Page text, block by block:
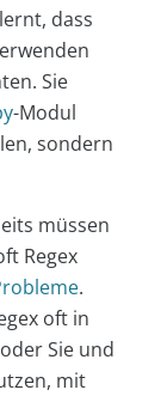
dass
Sie
-Modul
sondern
müssen
Regex
.
oft in
Sie und
mit